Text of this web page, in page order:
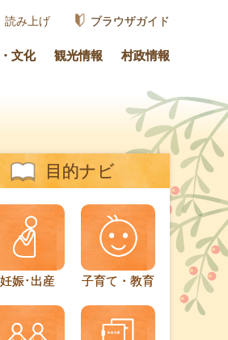
読み上げ ブラウザガイド
文化 観光情報 村政情報
目的ナビ
妊娠･出産 子育て・教育